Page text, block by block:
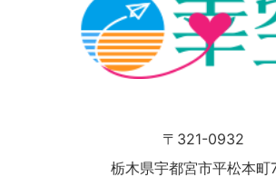
〒321-0932
栃木県宇都宮市平松本町